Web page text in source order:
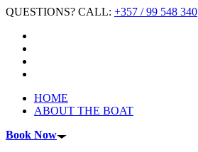
QUESTIONS? CALL: +357 / 99 548 340
HOME
ABOUT THE BOAT
Book Now